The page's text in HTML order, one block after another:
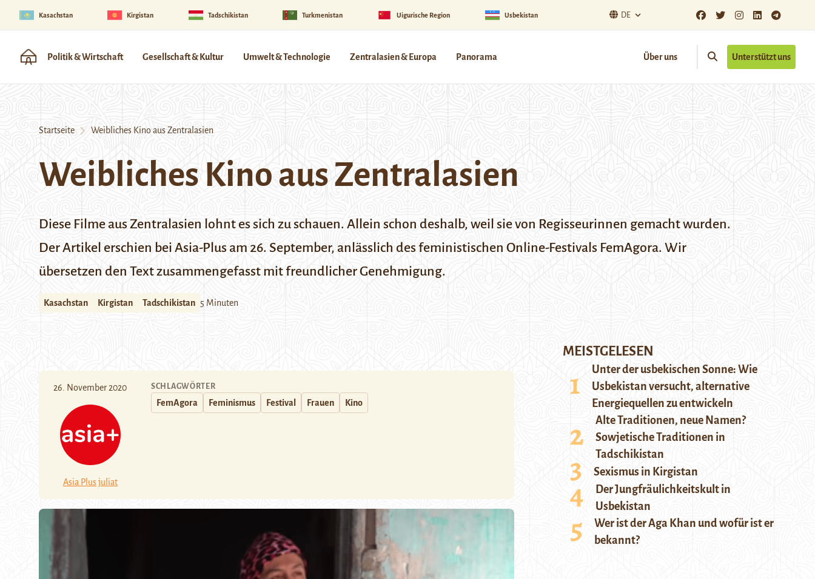
Kasachstan Kirgistan Tadschikistan Turkmenistan Uigurische Region Usbekistan DE
Politik & Wirtschaft Gesellschaft & Kultur Umwelt & Technologie Zentralasien & Europa Panorama Über uns Unterstützt uns
Startseite Weibliches Kino aus Zentralasien
Weibliches Kino aus Zentralasien
Diese Filme aus Zentralasien lohnt es sich zu schauen. Allein schon deshalb, weil sie von Regisseurinnen gemacht wurden.
Der Artikel erschien bei Asia-Plus am 26. September, anlässlich desfeministischen Online-Festivals FemAgora. Wir
übersetzen den Text zusammengefasst mit freundlicher Genehmigung.
Kasachstan Kirgistan Tadschikistan 5 Minuten
26. November 2020
Asia Plusjuliat
SCHLAGWÖRTER
FemAgora Feminismus Festival Frauen Kino
MEISTGELESEN
Unter der usbekischen Sonne: Wie
Usbekistan versucht, alternative
Energiequellen zu entwickeln
Alte Traditionen, neue Namen?
Sowjetische Traditionen in
Tadschikistan
Sexismus in Kirgistan
Der Jungfräulichkeitskult in
Usbekistan
Wer ist der Aga Khan und wofür ist er
bekannt?